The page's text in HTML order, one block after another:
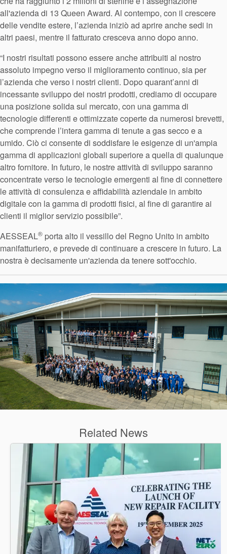
all'azienda di 13 Queen Award. Al contempo, con il crescere
delle vendite estere, l’azienda iniziò ad aprire anche sedi in
altri paesi, mentre il fatturato cresceva anno dopo anno.
“I nostri risultati possono essere anche attribuiti al nostro
assoluto impegno verso il miglioramento continuo, sia per
l’azienda che verso i nostri clienti. Dopo quarant’anni di
incessante sviluppo dei nostri prodotti, crediamo di occupare
una posizione solida sul mercato, con una gamma di
tecnologie differenti e ottimizzate coperte da numerosi brevetti,
che comprende l’intera gamma di tenute a gas secco e a
umido. Ciò ci consente di soddisfare le esigenze di un'ampia
gamma di applicazioni globali superiore a quella di qualunque
altro fornitore. In futuro, le nostre attività di sviluppo saranno
concentrate verso le tecnologie emergenti al fine di connettere
le attività di consulenza e affidabilità aziendale in ambito
digitale con la gamma di prodotti fisici, al fine di garantire ai
clienti il miglior servizio possibile”.
AESSEAL® porta alto il vessillo del Regno Unito in ambito
manifatturiero, e prevede di continuare a crescere in futuro. La
nostra è decisamente un'azienda da tenere sott'occhio.
Related News